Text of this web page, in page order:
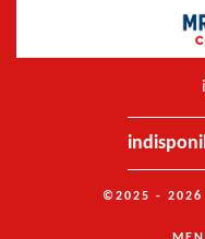
©2025 - 2026